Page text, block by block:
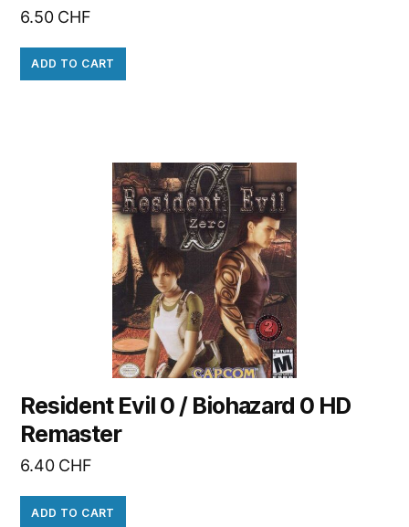
6.50 CHF
ADD TO CART
Resident Evil 0 / Biohazard 0 HD
Remaster
6.40 CHF
ADD TO CART